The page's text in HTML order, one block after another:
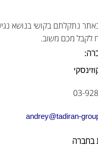
נתקלתם בקושי בנושא
לקבל מכם משוב.
andrey@tadiran-
בחברה